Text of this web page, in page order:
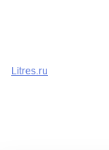
Litres.ru